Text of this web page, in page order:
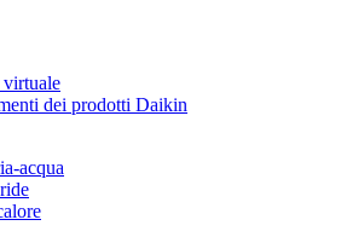
virtuale
dei prodotti Daikin
acqua